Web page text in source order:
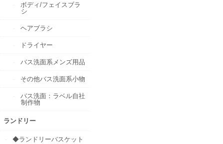
ボディ/フェイスブラ
シ
ヘアブラシ
ドライヤー
バス洗面系メンズ用品
その他バス洗面系小物
バス洗面：ラベル自社
制作物
ランドリー
◆ランドリーバスケット